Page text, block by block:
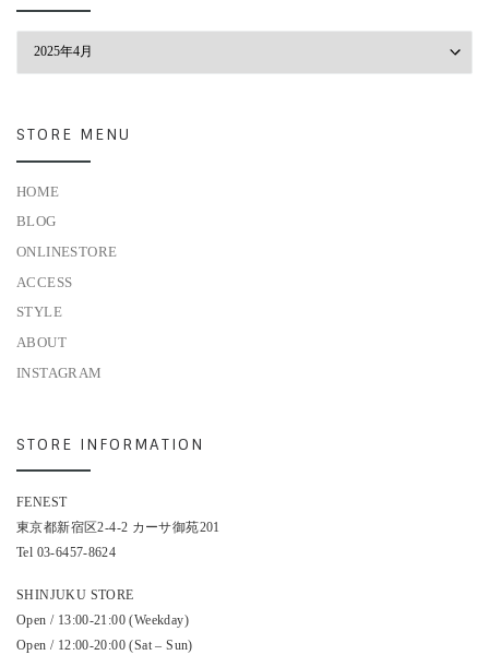
STORE MENU
HOME
BLOG
ONLINESTORE
ACCESS
STYLE
ABOUT
INSTAGRAM
STORE INFORMATION
FENEST
東京都新宿区2-4-2 カーサ御苑201
Tel 03-6457-8624
SHINJUKU STORE
Open / 13:00-21:00 (Weekday)
Open / 12:00-20:00 (Sat – Sun)